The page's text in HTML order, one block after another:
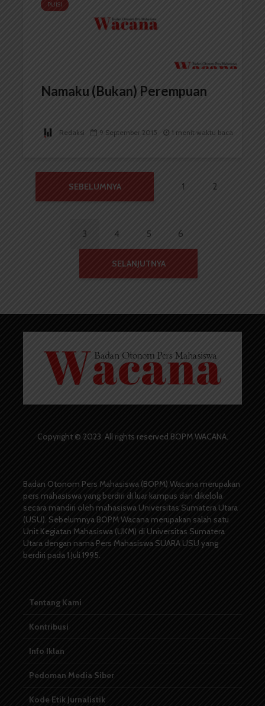
PUISI
Namaku (Bukan) Perempuan
Redaksi 9 September 2015 1 menit waktu baca
SEBELUMNYA 1 2
3 4 5 6
SELANJUTNYA
Copyright © 2023. All rights reserved BOPM WACANA.
Badan Otonom Pers Mahasiswa (BOPM) Wacana merupakan
pers mahasiswa yang berdiri di luar kampus dan dikelola
secara mandiri oleh mahasiswa Universitas Sumatera Utara
(USU). Sebelumnya BOPM Wacana merupakan salah satu
Unit Kegiatan Mahasiswa (UKM) di Universitas Sumatera
Utara dengan nama Pers Mahasiswa SUARA USU yang
berdiri pada 1 Juli 1995.
Tentang Kami
Kontribusi
Info Iklan
Pedoman Media Siber
Kode Etik Jurnalistik